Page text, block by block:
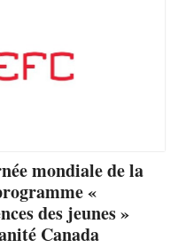
mondiale de la
«
des jeunes »
Canada